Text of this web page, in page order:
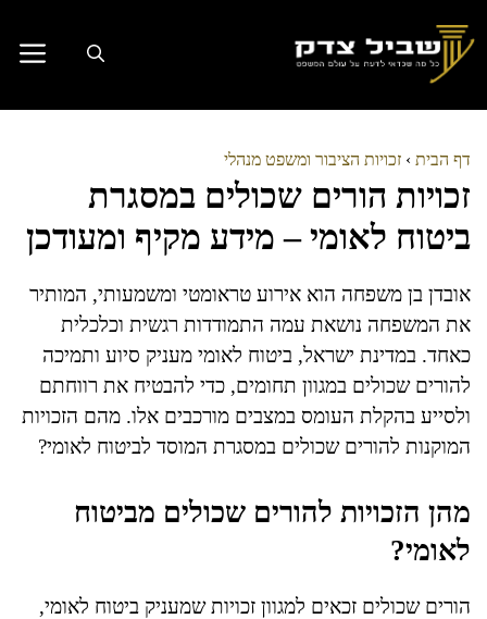
לתוכן
דף הבית › זכויות הציבור ומשפט מנהלי
זכויות הורים שכולים במסגרת
ביטוח לאומי – מידע מקיף ומעודכן
אובדן בן משפחה הוא אירוע טראומטי ומשמעותי, המותיר
את המשפחה נושאת עמה התמודדות רגשית וכלכלית
כאחד. במדינת ישראל, ביטוח לאומי מעניק סיוע ותמיכה
להורים שכולים במגוון תחומים, כדי להבטיח את רווחתם
ולסייע בהקלת העומס במצבים מורכבים אלו. מהם הזכויות
המוקנות להורים שכולים במסגרת המוסד לביטוח לאומי?
מהן הזכויות להורים שכולים מביטוח
לאומי?
הורים שכולים זכאים למגוון זכויות שמעניק ביטוח לאומי,